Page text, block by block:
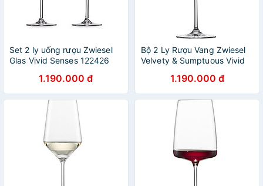
Set 2 ly uống rượu Zwiesel
Glas Vivid Senses 122426
Germany1.190.000 đ
Bộ 2 Ly Rượu Vang Zwiesel
Velvety & Sumptuous Vivid
710ml Hàng chính hãng
1.190.000 đ